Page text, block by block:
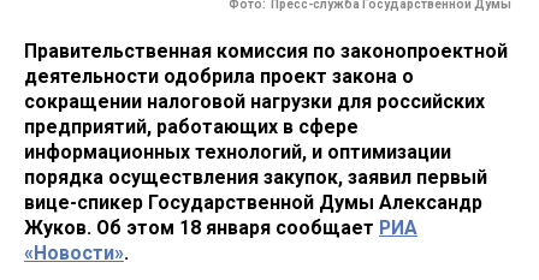
Фото: Пресс-служба Государственной Думы
Правительственная комиссия по законопроектной
деятельности одобрила проект закона о
сокращении налоговой нагрузки для российских
предприятий, работающих в сфере
информационных технологий, и оптимизации
порядка осуществления закупок, заявил первый
вице-спикер Государственной Думы Александр
Жуков. Об этом 18 января сообщает РИА
«Новости».